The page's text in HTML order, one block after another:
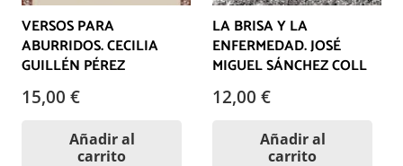
VERSOS PARA
ABURRIDOS. CECILIA
GUILLÉN PÉREZ
15,00 €
Añadir al
carrito
LA BRISA Y LA
ENFERMEDAD. JOSÉ
MIGUEL SÁNCHEZ COLL
12,00 €
Añadir al
carrito